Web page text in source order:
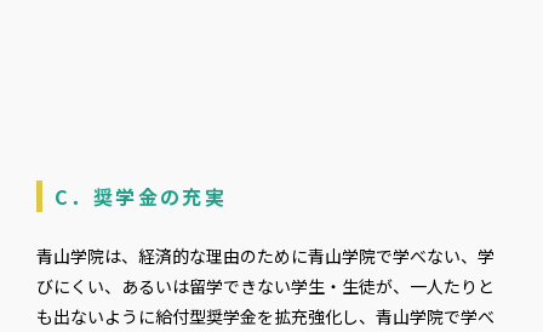
C．奨学金の充実
青山学院は、経済的な理由のために青山学院で学べない、学
びにくい、あるいは留学できない学生・生徒が、一人たりと
も出ないように給付型奨学金を拡充強化し、青山学院で学べ